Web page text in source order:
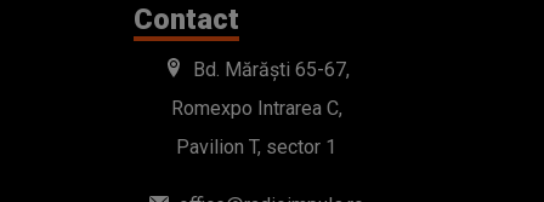
Contact
Bd. Mărăști 65-67,
Romexpo Intrarea C,
Pavilion T, sector 1